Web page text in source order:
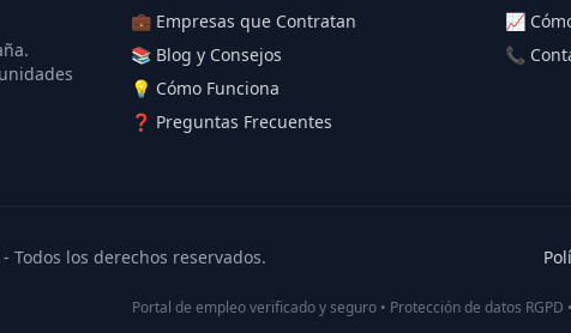
💼 Empresas que Contratan
📚 Blog y Consejos
💡 Cómo Funciona
❓ Preguntas Frecuentes
📈
📞
Todos los derechos reservados.
Portal de empleo verificado y seguro • Protección de datos